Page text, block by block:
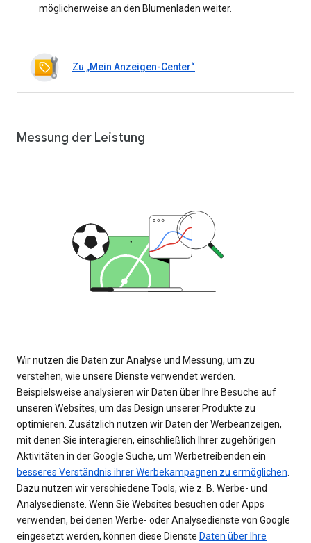
möglicherweise an den Blumenladen weiter.
Zu „Mein Anzeigen-Center“
Messung der Leistung
Wir nutzen die Daten zur Analyse und Messung, um zu
verstehen, wie unsere Dienste verwendet werden.
Beispielsweise analysieren wir Daten über Ihre Besuche auf
unseren Websites, um das Design unserer Produkte zu
optimieren. Zusätzlich nutzen wir Daten der Werbeanzeigen,
mit denen Sie interagieren, einschließlich Ihrer zugehörigen
Aktivitäten in der Google Suche, um Werbetreibenden ein
besseres Verständnis ihrer Werbekampagnen zu ermöglichen.
Dazu nutzen wir verschiedene Tools, wie z. B. Werbe- und
Analysedienste. Wenn Sie Websites besuchen oder Apps
verwenden, bei denen Werbe- oder Analysedienste von Google
eingesetzt werden, können diese Dienste Daten über Ihre